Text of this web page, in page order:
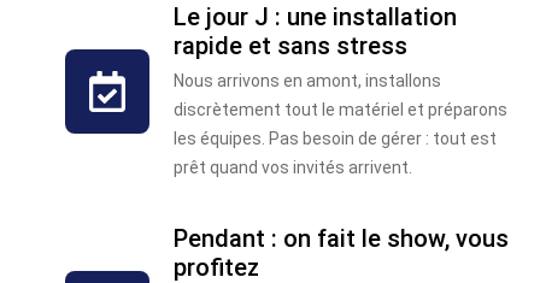
Le jour J : une installation
rapide et sans stress
Nous arrivons en amont, installons
discrètement tout le matériel et préparons
les équipes. Pas besoin de gérer : tout est
prêt quand vos invités arrivent.
Pendant : on fait le show, vous
profitez